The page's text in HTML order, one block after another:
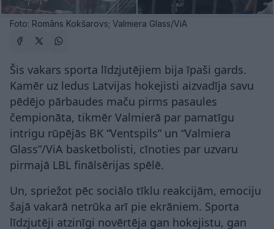
Foto: Romāns Kokšarovs; Valmiera Glass/ViA
Šis vakars sporta līdzjutējiem bija īpaši gards.
Kamēr uz ledus Latvijas hokejisti aizvadīja savu
pēdējo pārbaudes maču pirms pasaules
čempionāta, tikmēr Valmierā par pamatīgu
intrigu rūpējās BK “Ventspils” un “Valmiera
Glass”/ViA basketbolisti, cīnoties par uzvaru
pirmajā LBL finālsērijas spēlē.
Un, spriežot pēc sociālo tīklu reakcijām, emociju
šajā vakarā netrūka arī pie ekrāniem. Sporta
līdzjutēji atzinīgi novērtēja gan hokejistu, gan